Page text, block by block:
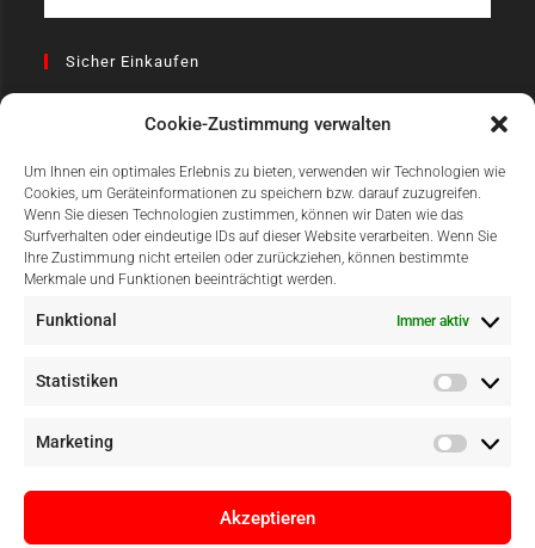
Cookie-Zustimmung verwalten
Um Ihnen ein optimales Erlebnis zu bieten, verwenden wir Technologien wie
Cookies, um Geräteinformationen zu speichern bzw. darauf zuzugreifen.
Wenn Sie diesen Technologien zustimmen, können wir Daten wie das
Surfverhalten oder eindeutige IDs auf dieser Website verarbeiten. Wenn Sie
Ihre Zustimmung nicht erteilen oder zurückziehen, können bestimmte
Merkmale und Funktionen beeinträchtigt werden.
Funktional Immer aktiv
Statistiken
Marketing
Akzeptieren
Sicher Einkaufen
Einfach Online Bezahlen